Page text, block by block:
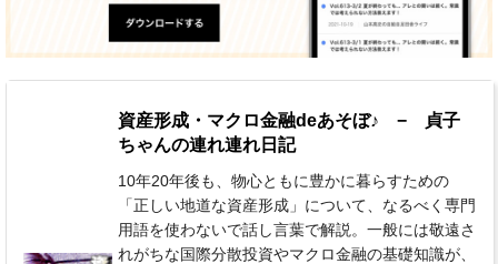
資産形成・マクロ金融deあそぼ♪ − 貞子
ちゃんの連れ連れ日記
10年20年後も、物心ともに豊かに暮らすための
「正しい地道な資産形成」について、なるべく専門
用語を使わないで話し言葉で解説。一般には敬遠さ
れがちな国際分散投資やマクロ金融の基礎知識が、